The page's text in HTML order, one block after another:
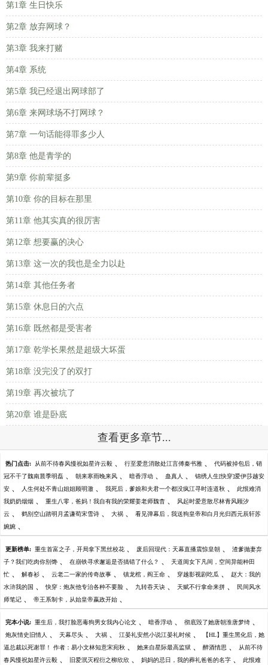
第1章 生日快乐
第2章 放弃网球？
第3章 我来打赌
第4章 系统
第5章 我已经退出网球部了
第6章 来网球场不打网球？
第7章 一句话能得罪多少人
第8章 他是青学的
第9章 你前辈挺多
第10章 你的目标在那里
第11章 他其实真的很厉害
第12章 想要赢的决心
第13章 这一次的我也是全力以赴
第14章 其他任务者
第15章 休息日的六点
第16章 既然都是受害者
第17章 乾学长果然是超级大坏蛋
第18章 没完没了的双打
第19章 再次被坑了
第20章 谁是卧底
查看更多章节...
热门点击: 从前不待春风慢祝如星许云毅 、 行至爱意消散处江言傅秦书雅 、 代码被掉包后，销
冠不干了魏南晨季明磊 、 朝来寒雨晚来风 、 暗香浮动 、 蛊真人 、 锦绣人生[快穿]爱伊莎越安
安 、 人生何处不青山姐姐顾明澈 、 我死后，爹娘和夫君一个都没疯江寻时连道秋 、 此恨难消
我奶奶烟烟 、 重生八零，爸妈！我自有我的荣耀姜老师魏杳 、 风起时爱意散尽林青风顾汐
云 、 鹤别空山踏明月孟谦荀宋雪诗 、 大祸 、 看见弹幕后，我送狗皇帝和白月光归西元辰轩苏
婉婉 、
更新榜单: 重生首富之子，开局拿下黑丝校花 、 废后回现代：天幕直播震惊皇朝 、 渣爹抛妻弃
子？我们吃肉你别馋 、 在崩铁寻求邂逅是否搞错了什么？ 、 天道闺女下凡间，空间异能种田
忙 、 解春衫 、 云老二一家的传奇故事 、 镇龙棺，阎王命 、 穿越影视剧吃瓜 、 赵大：我的
水浒我的国 、 快穿：炮灰他专治各种不要脸 、 九转吞天诀 、 天赋不行拿命来拼 、 民间风水
师笔记 、 帝王系制卡，从始皇帝嬴政开始 、
完本小说: 重生后，我打脸恶毒狗男女我内心论文 、 暗香浮动 、 彻底毁了她唐朝淮唐梦绮 、
炮灰情史旧情人 、 天幕尽头 、 大祸 、 江晏礼安然小说江晏礼时候 、 【HL】重生黑化后，她
逼总裁以死谢罪！ 作者：易小文林知意宋宛秋 、 她来自星际最高监狱 、 醉酒情思 、 从前不待
春风慢祝如星许云毅 、 旧爱泯灭程衍之柳欣欣 、 妈妈的忌日，我的葬礼爸爸的名字 、 此恨难